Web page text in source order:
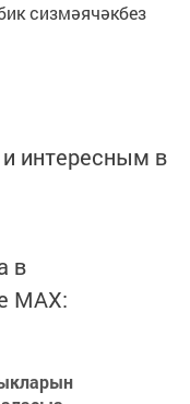
сизмәячәкбез
интересным в
в
MАХ: